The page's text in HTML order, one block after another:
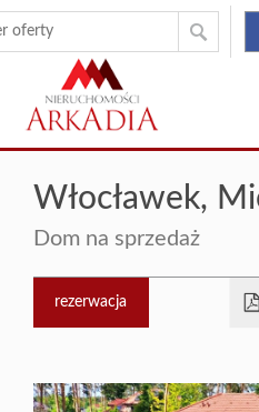
Włocławek,
Dom na sprzedaż
rezerwacja
−